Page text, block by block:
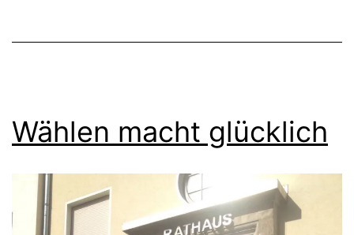
Wählen macht glücklich